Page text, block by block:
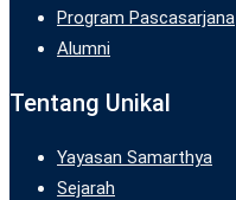
Program Pascasarjana
Alumni
Tentang Unikal
Yayasan Samarthya
Sejarah